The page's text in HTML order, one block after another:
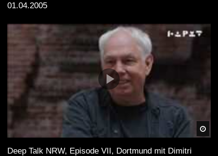
01.04.2005
Deep Talk NRW, Episode VII, Dortmund mit Dimitri